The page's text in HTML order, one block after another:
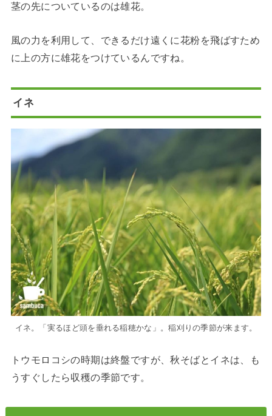
茎の先についているのは雄花。
風の力を利用して、できるだけ遠くに花粉を飛ばすため
に上の方に雄花をつけているんですね。
イネ
イネ。「実るほど頭を垂れる稲穂かな」。稲刈りの季節が来ます。
トウモロコシの時期は終盤ですが、秋そばとイネは、も
うすぐしたら収穫の季節です。